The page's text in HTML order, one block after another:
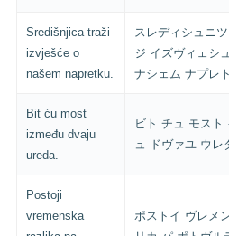
Središnjica traži
izvješće o
našem napretku.
スレディシュニ
ジ イズヴィェシ
ナシェム ナプレ
Bit ću most
između dvaju
ureda.
ビト チュ モスト
ュ ドヴァユ ウレ
Postoji
vremenska
ポストイ ヴレメ